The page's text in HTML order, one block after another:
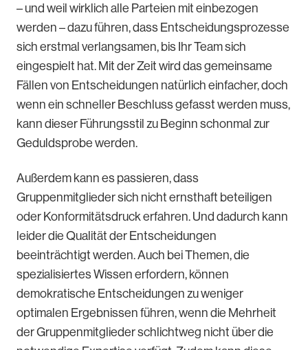
– und weil wirklich alle Parteien mit einbezogen
werden – dazu führen, dass Entscheidungsprozesse
sich erstmal verlangsamen, bis Ihr Team sich
eingespielt hat. Mit der Zeit wird das gemeinsame
Fällen von Entscheidungen natürlich einfacher, doch
wenn ein schneller Beschluss gefasst werden muss,
kann dieser Führungsstil zu Beginn schonmal zur
Geduldsprobe werden.
Außerdem kann es passieren, dass
Gruppenmitglieder sich nicht ernsthaft beteiligen
oder Konformitätsdruck erfahren. Und dadurch kann
leider die Qualität der Entscheidungen
beeinträchtigt werden. Auch bei Themen, die
spezialisiertes Wissen erfordern, können
demokratische Entscheidungen zu weniger
optimalen Ergebnissen führen, wenn die Mehrheit
der Gruppenmitglieder schlichtweg nicht über die